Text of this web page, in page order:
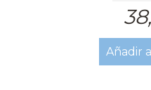
Añadir